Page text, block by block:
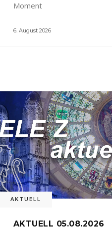
Moment
6. August 2026
AKTUELL
AKTUELL 05.08.2026